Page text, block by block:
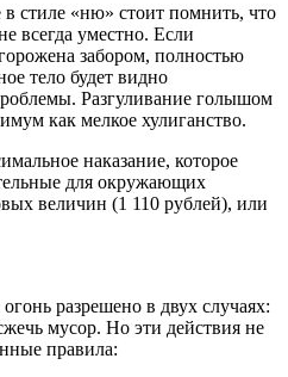
стиле «ню» стоит помнить, что
всегда уместно. Если
забором, полностью
тело будет видно
Разгуливание голышом
как мелкое хулиганство.
наказание, которое
для окружающих
величин (1 110 рублей), или
разрешено в двух случаях:
мусор. Но эти действия не
правила: